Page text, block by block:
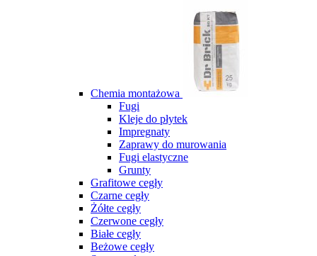
Chemia montażowa
Fugi
Kleje do płytek
Impregnaty
Zaprawy do murowania
Fugi elastyczne
Grunty
Grafitowe cegły
Czarne cegły
Żółte cegły
Czerwone cegły
Białe cegły
Beżowe cegły